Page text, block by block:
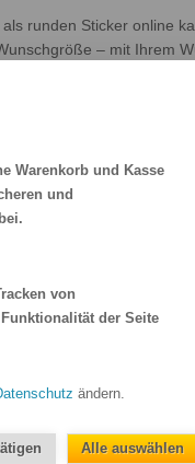
runden Sticker online
– mit Ihrem
ich
automatisch für Sie!
Sonderform und
Warenkorb und Kasse
und
von
der Seite
ändern.
Alle auswählen